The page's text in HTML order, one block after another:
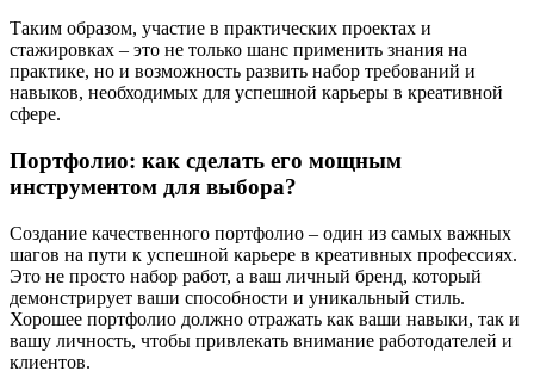
Таким образом, участие в практических проектах и
стажировках – это не только шанс применить знания на
практике, но и возможность развить набор требований и
навыков, необходимых для успешной карьеры в креативной
сфере.
Портфолио: как сделать его мощным
инструментом для выбора?
Создание качественного портфолио – один из самых важных
шагов на пути к успешной карьере в креативных профессиях.
Это не просто набор работ, а ваш личный бренд, который
демонстрирует ваши способности и уникальный стиль.
Хорошее портфолио должно отражать как ваши навыки, так и
вашу личность, чтобы привлекать внимание работодателей и
клиентов.